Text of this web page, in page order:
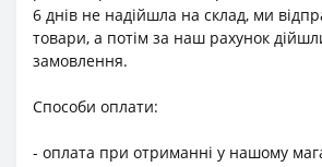
6 днів не надійшла на склад, ми
товари, а потім за наш рахунок
замовлення.
Способи оплати:
- оплата при отриманні у нашому